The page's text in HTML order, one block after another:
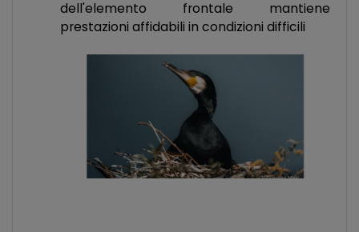
dell'elemento frontale mantiene
prestazioni affidabili in condizioni difficili